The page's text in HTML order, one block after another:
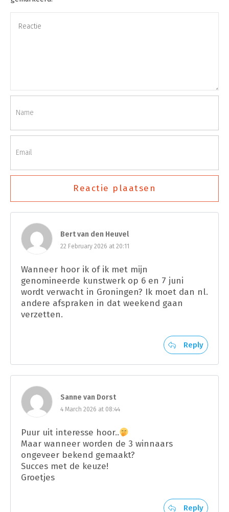
Reactie plaatsen
Bert van den Heuvel
22 February 2026 at 20:11
Wanneer hoor ik of ik met mijn
genomineerde kunstwerk op 6 en 7 juni
wordt verwacht in Groningen? Ik moet dan nl.
andere afspraken in dat weekend gaan
verzetten.
Reply
Sanne van Dorst
4 March 2026 at 08:44
Puur uit interesse hoor..
Maar wanneer worden de 3 winnaars
ongeveer bekend gemaakt?
Succes met de keuze!
Groetjes
Reply